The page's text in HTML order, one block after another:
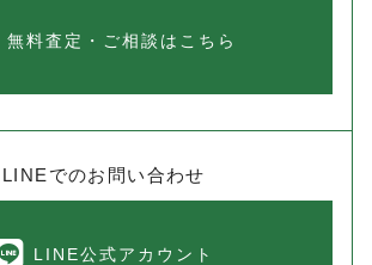
無料査定・ご相談はこちら
LINEでのお問い合わせ
LINE公式アカウント